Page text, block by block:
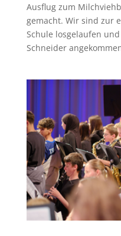
Ausflug zum
gemacht. Wir sind zur
Schule losgelaufen
Schneider